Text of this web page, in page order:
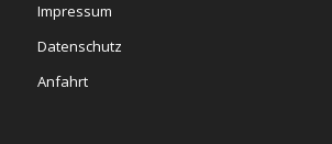
Impressum
Datenschutz
Anfahrt